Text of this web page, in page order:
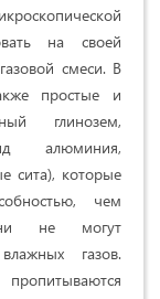
на своей
смеси. В
простые и
глинозем,
алюминия,
сита), которые
чем
не могут
газов.